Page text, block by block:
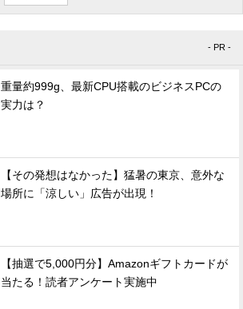
- PR -
重量約999g、最新CPU搭載のビジネスPCの
実力は？
【その発想はなかった】猛暑の東京、意外な
場所に「涼しい」広告が出現！
【抽選で5,000円分】Amazonギフトカードが
当たる！読者アンケート実施中